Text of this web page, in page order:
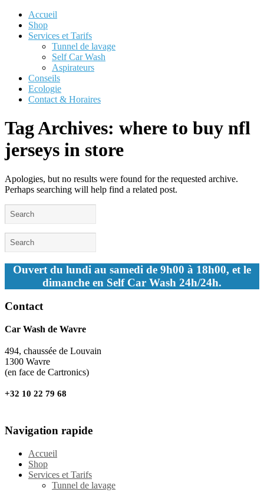
Accueil
Shop
Services et Tarifs
Tunnel de lavage
Self Car Wash
Aspirateurs
Conseils
Ecologie
Contact & Horaires
Tag Archives: where to buy nfl
jerseys in store
Apologies, but no results were found for the requested archive.
Perhaps searching will help find a related post.
Ouvert du lundi au samedi de 9h00 à 18h00, et le
dimanche en Self Car Wash 24h/24h.
Contact
Car Wash de Wavre
494, chaussée de Louvain
1300 Wavre
(en face de Cartronics)
+32 10 22 79 68
Navigation rapide
Accueil
Shop
Services et Tarifs
Tunnel de lavage